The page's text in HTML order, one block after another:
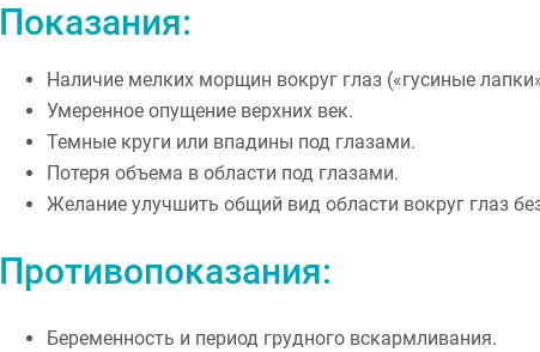
Показания:
Наличие мелких морщин вокруг глаз («гусиные
Умеренное опущение верхних век.
Темные круги или впадины под глазами.
Потеря объема в области под глазами.
Желание улучшить общий вид области вокруг глаз
Противопоказания:
Беременность и период грудного вскармливания.